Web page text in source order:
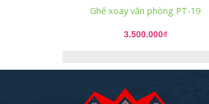
Ghế xoay văn phòng PT-19
3.500.000₫